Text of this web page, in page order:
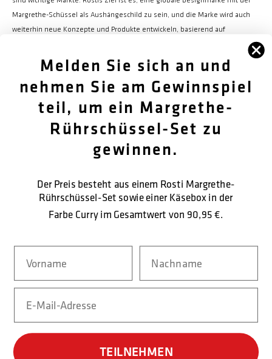
Margrethe-Schüssel als Aushängeschild zu sein, und die Marke wird auch
weiterhin neue Konzepte und Produkte entwickeln, basierend auf
FØLG OS
KONTAKTIEREN SIE UNS
Melden Sie sich an und
nehmen Sie am Gewinnspiel
teil, um ein Margrethe-
Rührschüssel-Set zu
gewinnen.
Der Preis besteht aus einem Rosti Margrethe-
Rührschüssel-Set sowie einer Käsebox in der
Farbe Curry im Gesamtwert von 90,95 €.
TEILNEHMEN